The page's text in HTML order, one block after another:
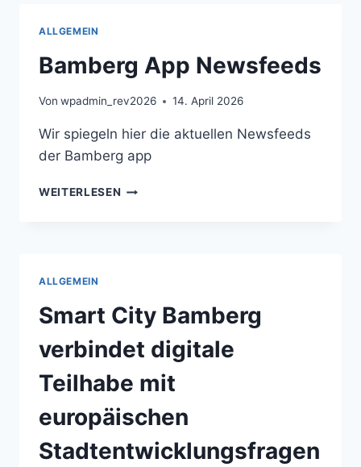
ALLGEMEIN
Bamberg App Newsfeeds
Von wpadmin_rev2026 14. April 2026
Wir spiegeln hier die aktuellen Newsfeeds
der Bamberg app
WEITERLESEN BAMBERG
ALLGEMEIN
Smart City Bamberg
verbindet digitale
Teilhabe mit
europäischen
Stadtentwicklungsfragen